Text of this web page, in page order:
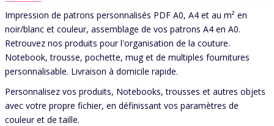
Impression de patrons personnalisés PDF A0, A4 et au m² en
noir/blanc et couleur, assemblage de vos patrons A4 en A0.
Retrouvez nos produits pour l'organisation de la couture.
Notebook, trousse, pochette, mug et de multiples fournitures
personnalisable. Livraison à domicile rapide.
Personnalisez vos produits, Notebooks, trousses et autres objets
avec votre propre fichier, en définissant vos paramètres de
couleur et de taille.